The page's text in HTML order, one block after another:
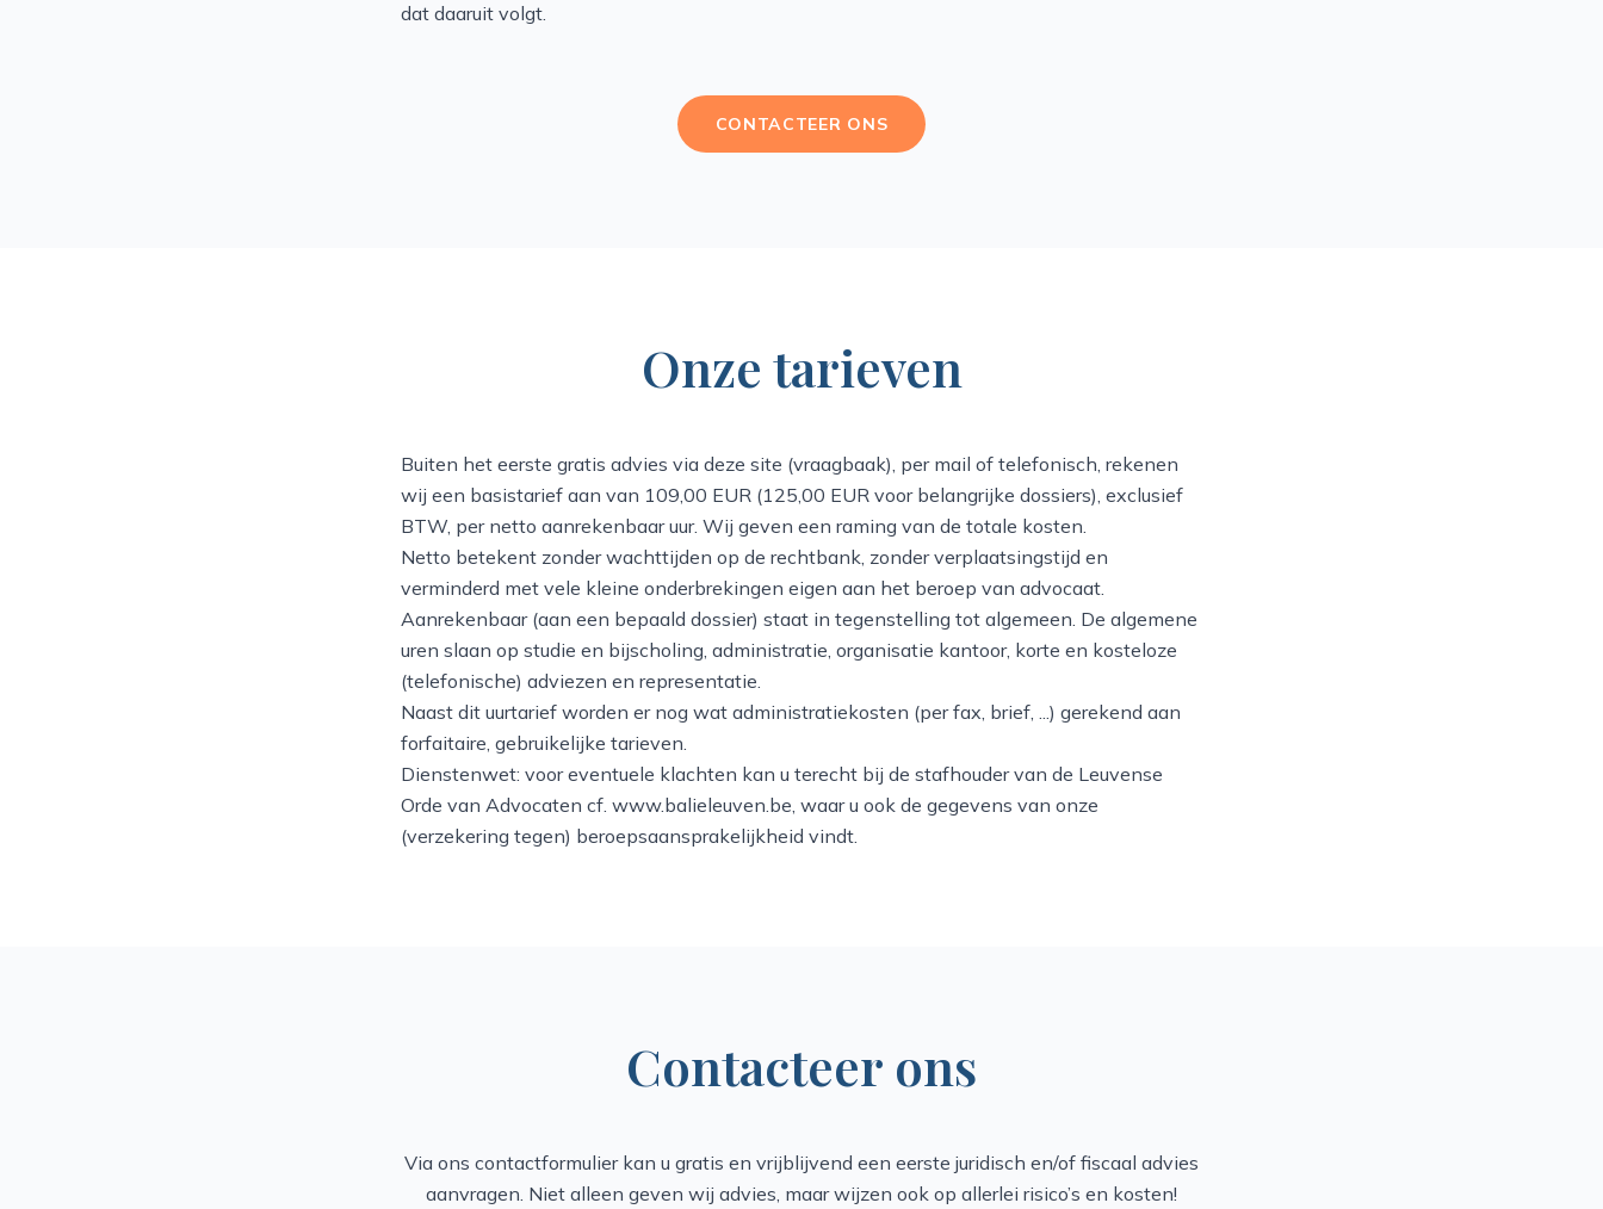
dat daaruit volgt.
CONTACTEER ONS
Onze tarieven
Buiten het eerste gratis advies via deze site (vraagbaak), per mail of telefonisch, rekenen
wij een basistarief aan van 109,00 EUR (125,00 EUR voor belangrijke dossiers), exclusief
BTW, per netto aanrekenbaar uur. Wij geven een raming van de totale kosten.
Netto betekent zonder wachttijden op de rechtbank, zonder verplaatsingstijd en
verminderd met vele kleine onderbrekingen eigen aan het beroep van advocaat.
Aanrekenbaar (aan een bepaald dossier) staat in tegenstelling tot algemeen. De algemene
uren slaan op studie en bijscholing, administratie, organisatie kantoor, korte en kosteloze
(telefonische) adviezen en representatie.
Naast dit uurtarief worden er nog wat administratiekosten (per fax, brief, ...) gerekend aan
forfaitaire, gebruikelijke tarieven.
Dienstenwet: voor eventuele klachten kan u terecht bij de stafhouder van de Leuvense
Orde van Advocaten cf. www.balieleuven.be, waar u ook de gegevens van onze
(verzekering tegen) beroepsaansprakelijkheid vindt.
Contacteer ons
Via ons contactformulier kan u gratis en vrijblijvend een eerste juridisch en/of fiscaal advies
aanvragen. Niet alleen geven wij advies, maar wijzen ook op allerlei risico’s en kosten!